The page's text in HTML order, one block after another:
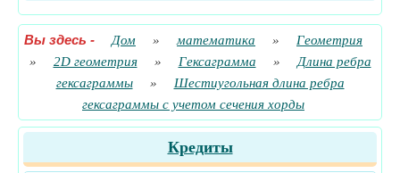
Вы здесь - Дом » математика »
Геометрия
»
2D геометрия » Гексаграмма »
Длина ребра
гексаграммы
»
Шестиугольная длина ребра
гексаграммы с учетом сечения хорды
Кредиты